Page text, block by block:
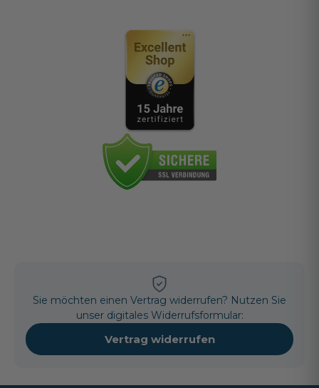
Sie möchten einen Vertrag widerrufen? Nutzen Sie
unser digitales Widerrufsformular:
Vertrag widerrufen